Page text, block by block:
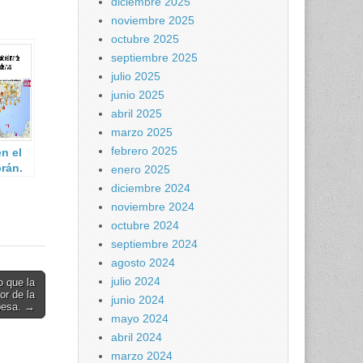
el
que la
de la
→
noviembre 2025
octubre 2025
septiembre 2025
julio 2025
junio 2025
abril 2025
marzo 2025
febrero 2025
enero 2025
diciembre 2024
noviembre 2024
octubre 2024
septiembre 2024
agosto 2024
julio 2024
junio 2024
mayo 2024
abril 2024
marzo 2024